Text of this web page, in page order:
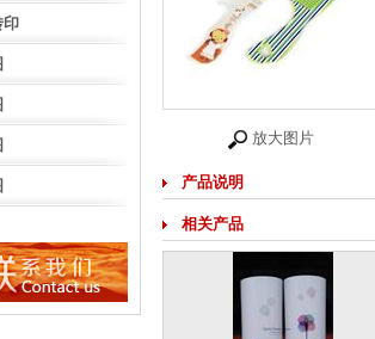
印
放大图片
产品说明
相关产品